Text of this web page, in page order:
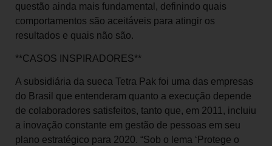
questão ainda mais fundamental, definindo quais
comportamentos são aceitáveis para atingir os
resultados e quais não são.
**CASOS INSPIRADORES**
A subsidiária da sueca Tetra Pak foi uma das empresas
do Brasil que entenderam quanto a execução depende
de colaboradores satisfeitos, tanto que, em 2011, incluiu
a inovação constante em gestão de pessoas em seu
plano estratégico para 2020. “Sob o lema ‘Protege o